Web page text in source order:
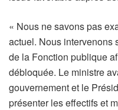
« Nous ne savons pas
actuel. Nous intervenons
de la Fonction publique
débloquée. Le ministre
gouvernement et le
présenter les effectifs et